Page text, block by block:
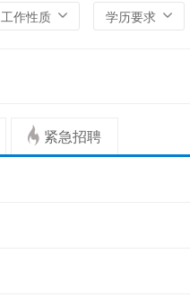
工作性质 学历要求
紧急招聘